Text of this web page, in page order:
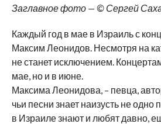
Заглавное фото — © Сергей
Каждый год в мае в Израиль с
Максим Леонидов. Несмотря на
не станет исключением.
мае, но и в июне.
Максима Леонидова, – певца,
чьи песни знает наизусть не одно
в Израиле знают и любят давно,